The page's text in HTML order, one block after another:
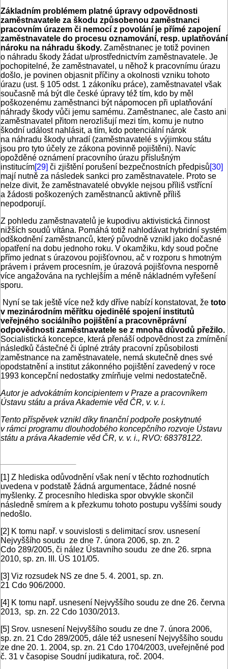
Základním problémem platné úpravy odpovědnosti
zaměstnavatele za škodu způsobenou zaměstnanci
pracovním úrazem či nemocí z povolání je přímé zapojení
zaměstnavatele do procesu oznamování, resp. uplatňování
nároku na náhradu škody. Zaměstnanec je totiž povinen
o náhradu škody žádat u/prostřednictvím zaměstnavatele. Je
pochopitelné, že zaměstnavatel, u něhož k pracovnímu úrazu
došlo, je povinen objasnit příčiny a okolnosti vzniku tohoto
úrazu (ust. § 105 odst. 1 zákoníku práce), zaměstnavatel však
současně má být dle české úpravy též tím, kdo by měl
poškozenému zaměstnanci být nápomocen při uplatňování
náhrady škody vůči jemu samému. Zaměstnanec, ale často ani
zaměstnavatel přitom nerozlišují mezi tím, komu je nutno
škodní událost nahlásit, a tím, kdo potenciální nárok
na náhradu škody uhradí (zaměstnavatelé s výjimkou státu
jsou pro tyto účely ze zákona povinně pojištěni). Navíc
opožděné oznámení pracovního úrazu příslušným
institucím[29] či zjištění porušení bezpečnostních předpisů[30]
mají nutně za následek sankci pro zaměstnavatele. Proto se
nelze divit, že zaměstnavatelé obvykle nejsou příliš vstřícní
a žádosti poškozených zaměstnanců aktivně příliš
nepodporují.
Z pohledu zaměstnavatelů je kupodivu aktivistická činnost
nižších soudů vítána. Pomáhá totiž nahlodávat hybridní systém
odškodnění zaměstnanců, který původně vznikl jako dočasné
opatření na dobu jednoho roku. V okamžiku, kdy soud počne
přímo jednat s úrazovou pojišťovnou, ač v rozporu s hmotným
právem i právem procesním, je úrazová pojišťovna nesporně
více angažována na rychlejším a méně nákladném vyřešení
sporu.
Nyní se tak ještě více než kdy dříve nabízí konstatovat, že toto
v mezinárodním měřítku ojedinělé spojení institutů
veřejného sociálního pojištění a pracovněprávní
odpovědnosti zaměstnavatele se z mnoha důvodů přežilo.
Socialistická koncepce, která přenáší odpovědnost za zmírnění
následků částečné či úplné ztráty pracovní způsobilosti
zaměstnance na zaměstnavatele, nemá skutečně dnes své
opodstatnění a institut zákonného pojištění zavedený v roce
1993 koncepční nedostatky zmírňuje velmi nedostatečně.
Autor je advokátním koncipientem v Praze a pracovníkem
Ústavu státu a práva Akademie věd ČR, v. v. i.
Tento příspěvek vznikl díky finanční podpoře poskytnuté
v rámci programu dlouhodobého koncepčního rozvoje Ústavu
státu a práva Akademie věd ČR, v. v. i., RVO: 68378122.
[1] Z hlediska odůvodnění však není v těchto rozhodnutích
uvedena v podstatě žádná argumentace, žádné nosné
myšlenky. Z procesního hlediska spor obvykle skončil
následně smírem a k přezkumu tohoto postupu vyššími soudy
nedošlo.
[2] K tomu např. v souvislosti s delimitací srov. usnesení
Nejvyššího soudu ze dne 7. února 2006, sp. zn. 2
Cdo 289/2005, či nález Ústavního soudu ze dne 26. srpna
2010, sp. zn. III. ÚS 101/05.
[3] Viz rozsudek NS ze dne 5. 4. 2001, sp. zn.
21 Cdo 906/2000.
[4] K tomu např. usnesení Nejvyššího soudu ze dne 26. června
2013, sp. zn. 22 Cdo 1030/2013.
[5] Srov. usnesení Nejvyššího soudu ze dne 7. února 2006,
sp. zn. 21 Cdo 289/2005, dále též usnesení Nejvyššího soudu
ze dne 20. 1. 2004, sp. zn. 21 Cdo 1704/2003, uveřejněné pod
č. 31 v časopise Soudní judikatura, roč. 2004.